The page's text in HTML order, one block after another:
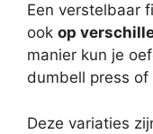
Een verstelbaar
ook op
manier kun je
dumbell press
Deze variaties